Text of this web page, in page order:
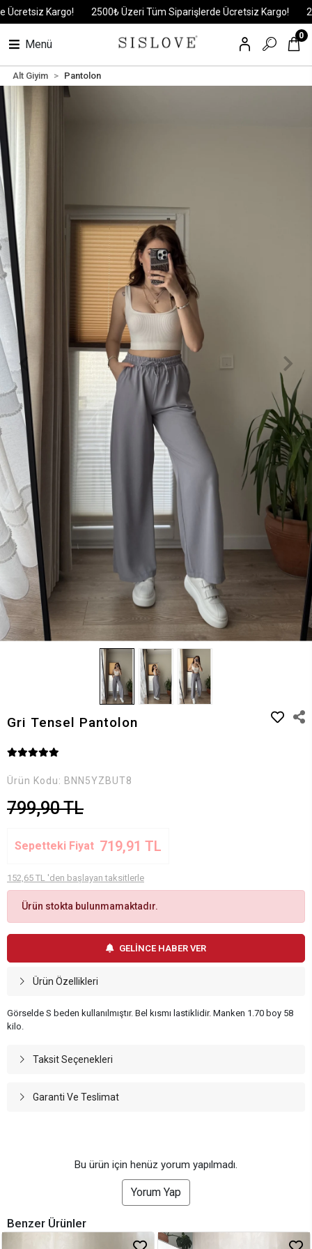
Kargo! 2500₺ Üzeri Tüm Siparişlerde Ücretsiz Kargo!
Menü
0
Alt Giyim Pantolon
Gri Tensel Pantolon
Ürün Kodu: BNN5YZBUT8
799,90 TL
Sepetteki Fiyat 719,91 TL
152,65 TL 'den başlayan taksitlerle
Ürün stokta bulunmamaktadır.
GELİNCE HABER VER
Ürün Özellikleri
Görselde S beden kullanılmıştır. Bel kısmı lastiklidir. Manken 1.70 boy 58
kilo.
Taksit Seçenekleri
Garanti Ve Teslimat
Bu ürün için henüz yorum yapılmadı.
Yorum Yap
Benzer Ürünler